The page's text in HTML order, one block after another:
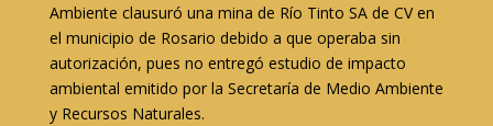
Ambiente clausuró una mina de Río Tinto SA de CV en
el municipio de Rosario debido a que operaba sin
autorización, pues no entregó estudio de impacto
ambiental emitido por la Secretaría de Medio Ambiente
y Recursos Naturales.